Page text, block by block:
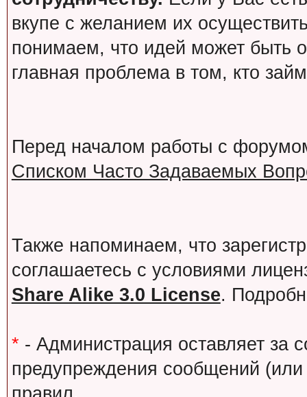
вкупе с желанием их
понимаем, что идей может быть
главная проблема в том, кто
Перед началом работы с
Списком Часто Задаваемых
Также напоминаем, что
соглашаетесь с условиями
Share Alike 3.0 License.
* - Администрация оставляет за
предупреждения сообщений